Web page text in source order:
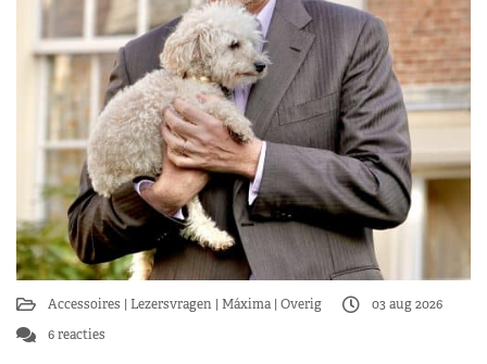
Accessoires Lezersvragen Máxima Overig
03 aug 2026
6 reacties